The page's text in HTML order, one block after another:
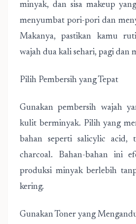
minyak, dan sisa makeup
menyumbat pori-pori dan
Makanya, pastikan kamu
wajah dua kali sehari, pagi dan
Pilih Pembersih yang Tepat
Gunakan pembersih wajah
kulit berminyak. Pilih yang
bahan seperti salicylic acid,
charcoal. Bahan-bahan ini
produksi minyak berlebih
kering.
Gunakan Toner yang